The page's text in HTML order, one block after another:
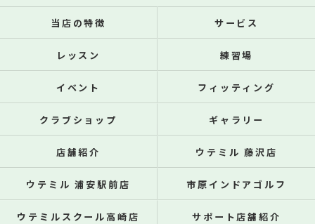
当店の特徴 サービス
レッスン 練習場
イベント フィッティング
クラブショップ ギャラリー
店舗紹介 ウテミル 藤沢店
ウテミル 浦安駅前店 市原インドアゴルフ
ウテミルスクール高崎店 サポート店舗紹介